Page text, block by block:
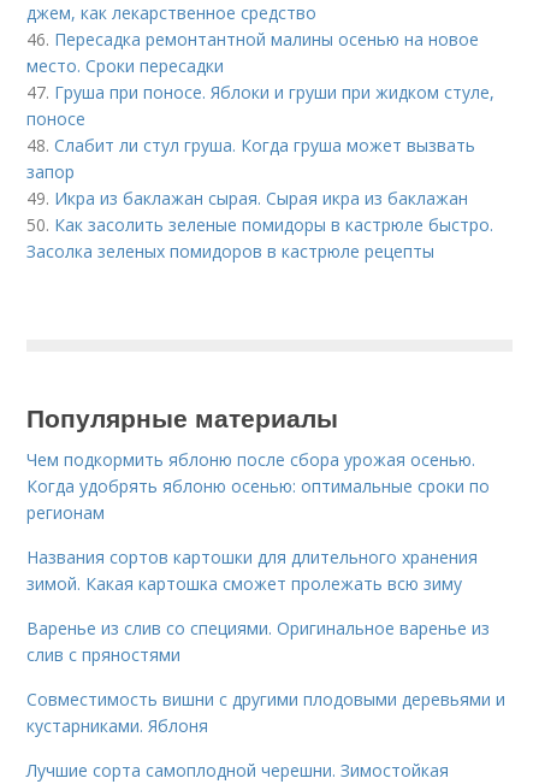
джем, как лекарственное средство
46. Пересадка ремонтантной малины осенью на новое
место. Сроки пересадки
47. Груша при поносе. Яблоки и груши при жидком стуле,
поносе
48.Слабит ли стул груша. Когда груша может вызвать
запор
49. Икра из баклажан сырая. Сырая икра из баклажан
50. Как засолить зеленые помидоры в кастрюле быстро.
Засолка зеленых помидоров в кастрюле рецепты
Популярные материалы
Чем подкормить яблоню после сбора урожая осенью.
Когда удобрять яблоню осенью: оптимальные сроки по
регионам
Названия сортов картошки для длительного хранения
зимой. Какая картошка сможет пролежать всю зиму
Варенье из слив со специями. Оригинальное варенье из
слив с пряностями
Совместимость вишни с другими плодовыми деревьями и
кустарниками. Яблоня
Лучшие сорта самоплодной черешни. Зимостойкая